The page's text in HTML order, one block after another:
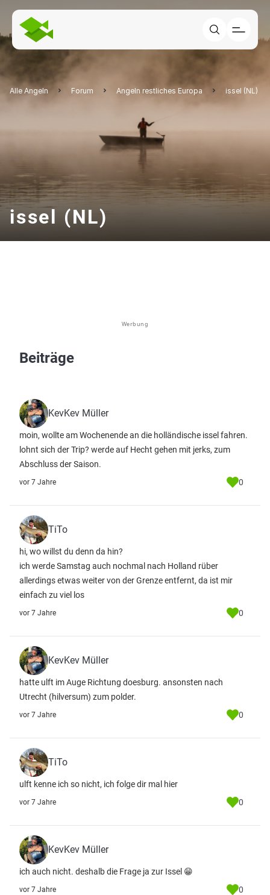
Alle Angeln Forum Angeln restliches Europa issel (NL)
issel (NL)
Werbung
Beiträge
KevKev Müller
moin, wollte am Wochenende an die holländische issel fahren.
lohnt sich der Trip? werde auf Hecht gehen mit jerks, zum
Abschluss der Saison.
vor 7 Jahre 0
TiTo
hi, wo willst du denn da hin?
ich werde Samstag auch nochmal nach Holland rüber
allerdings etwas weiter von der Grenze entfernt, da ist mir
einfach zu viel los
vor 7 Jahre 0
KevKev Müller
hatte ulft im Auge Richtung doesburg. ansonsten nach
Utrecht (hilversum) zum polder.
vor 7 Jahre 0
TiTo
ulft kenne ich so nicht, ich folge dir mal hier
vor 7 Jahre 0
KevKev Müller
ich auch nicht. deshalb die Frage ja zur Issel 😁
vor 7 Jahre 0